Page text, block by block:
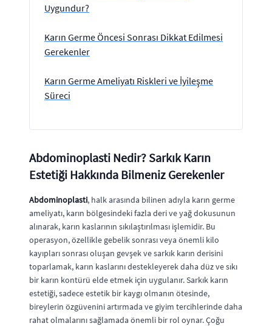
Uygundur?
Karın Germe Öncesi Sonrası Dikkat Edilmesi
Gerekenler
Karın Germe Ameliyatı Riskleri ve İyileşme
Süreci
Abdominoplasti Nedir? Sarkık Karın
Estetiği Hakkında Bilmeniz Gerekenler
Abdominoplasti, halk arasında bilinen adıyla karın germe
ameliyatı, karın bölgesindeki fazla deri ve yağ dokusunun
alınarak, karın kaslarının sıkılaştırılması işlemidir. Bu
operasyon, özellikle gebelik sonrası veya önemli kilo
kayıpları sonrası oluşan gevşek ve sarkık karın derisini
toparlamak, karın kaslarını destekleyerek daha düz ve sıkı
bir karın kontürü elde etmek için uygulanır. Sarkık karın
estetiği, sadece estetik bir kaygı olmanın ötesinde,
bireylerin özgüvenini artırmada ve giyim tercihlerinde daha
rahat olmalarını sağlamada önemli bir rol oynar. Çoğu